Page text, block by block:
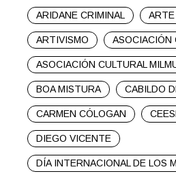
ARIDANE CRIMINAL ARTE
ARTIVISMO ASOCIACIÓN
ASOCIACIÓN CULTURAL
BOA MISTURA CABILDO
CARMEN CÓLOGAN
DIEGO VICENTE
DÍA INTERNACIONAL DE LOS